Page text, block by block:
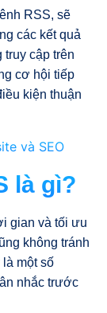
RSS, sẽ
các kết quả
cập trên
cơ hội tiếp
kiện thuận
và SEO
là gì?
gian và tối ưu
không tránh
một số
nhắc trước